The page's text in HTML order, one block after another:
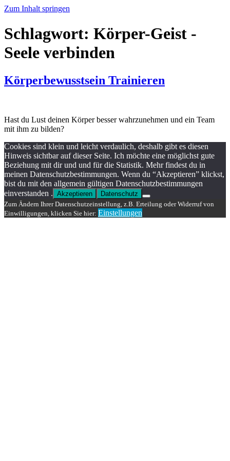
Zum Inhalt springen
Schlagwort: Körper-Geist -
Seele verbinden
Körperbewusstsein Trainieren
Hast du Lust deinen Körper besser wahrzunehmen und ein Team
mit ihm zu bilden?
Cookies sind klein und leicht verdaulich, deshalb gibt es diesen
Hinweis sichtbar auf dieser Seite. Ich möchte eine möglichst gute
Beziehung mit dir und und für die Statistik. Mehr findest du in
meinen Datenschutzbestimmungen. Wenn du “Akzeptieren” klickst,
bist du mit den allgemein gültigen Datenschutzbestimmungen
einverstanden . Akzeptieren
Datenschutz
Zum Ändern Ihrer Datenschutzeinstellung, z.B. Erteilung oder Widerruf von
Einwilligungen, klicken Sie hier: Einstellungen